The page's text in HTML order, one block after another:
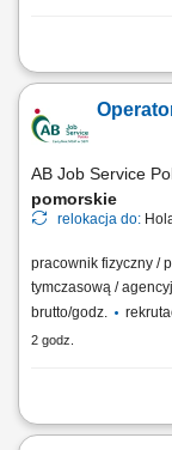
Zakres obowiązków:
pielęgnacja zieleni,
czystości ciągów
AB Job Service
pomorskie
relokacja do:
pracownik fizyczny /
tymczasową /
brutto/godz.
2 godz.
Zadania na